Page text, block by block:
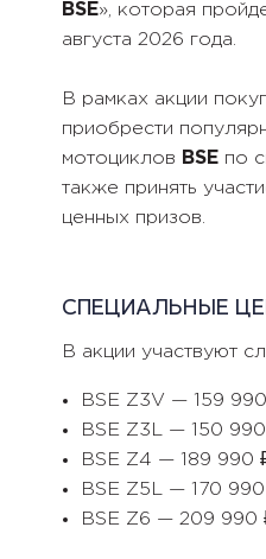
BSE», которая
августа 2026 года.
В рамках акции
приобрести
мотоциклов BSEпо
также принять
ценных призов.
СПЕЦИАЛЬНЫЕ
В акции участвуют
BSE Z3V — 159
BSE Z3L — 150
BSE Z4 — 189 990
BSE Z5L — 170
BSE Z6 — 209 990